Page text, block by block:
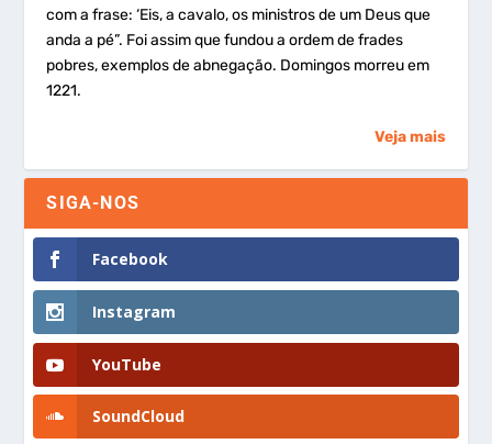
com a frase: ‘Eis, a cavalo, os ministros de um Deus que
anda a pé”. Foi assim que fundou a ordem de frades
pobres, exemplos de abnegação. Domingos morreu em
1221.
Veja mais
SIGA-NOS
Facebook
Instagram
YouTube
SoundCloud